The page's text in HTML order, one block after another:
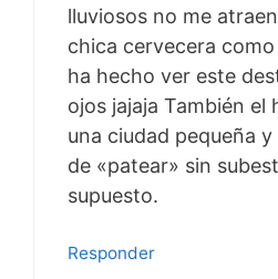
lluviosos no me
chica cervecera
ha hecho ver este
ojos jajaja También el
una ciudad pequeña
de «patear» sin
supuesto.
Responder